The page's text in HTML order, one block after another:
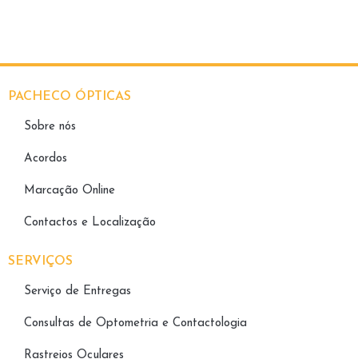
PACHECO ÓPTICAS
Sobre nós
Acordos
Marcação Online
Contactos e Localização
SERVIÇOS
Serviço de Entregas
Consultas de Optometria e Contactologia​
Rastreios Oculares